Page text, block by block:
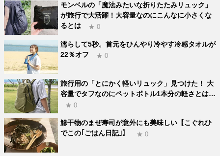
モンベルの「魔法みたいな折りたたみリュック」
が旅行で大活躍！大容量なのにこんなに小さくな
るとは
★ 0
濡らして5秒。首元をひんやり冷やす冷感タオルが
22％オフ
★ 0
旅行用の「とにかく軽いリュック」見つけた！ 大
容量でタフなのにペットボトル1本分の軽さとは…
★ 0
鯵干物のまぜ寿司が意外にも美味しい【こぐれひ
でこの｢ごはん日記｣】
★ 0